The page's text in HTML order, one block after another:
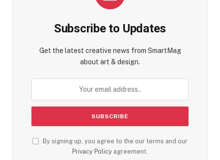
Subscribe to Updates
Get the latest creative news from SmartMag
about art & design.
By signing up, you agree to the our terms and our
Privacy Policy agreement.